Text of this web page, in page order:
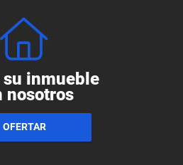
inmueble
nosotros
OFERTAR